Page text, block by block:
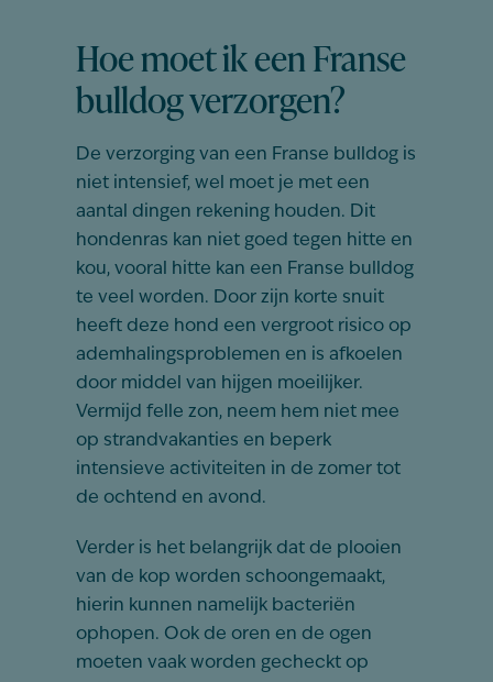
Hoe moet ik een Franse
bulldog verzorgen?
De verzorging van een Franse bulldog is
niet intensief, wel moet je met een
aantal dingen rekening houden. Dit
hondenras kan niet goed tegen hitte en
kou, vooral hitte kan een Franse bulldog
te veel worden. Door zijn korte snuit
heeft deze hond een vergroot risico op
ademhalingsproblemen en is afkoelen
door middel van hijgen moeilijker.
Vermijd felle zon, neem hem niet mee
op strandvakanties en beperk
intensieve activiteiten in de zomer tot
de ochtend en avond.
Verder is het belangrijk dat de plooien
van de kop worden schoongemaakt,
hierin kunnen namelijk bacteriën
ophopen. Ook de oren en de ogen
moeten vaak worden gecheckt op